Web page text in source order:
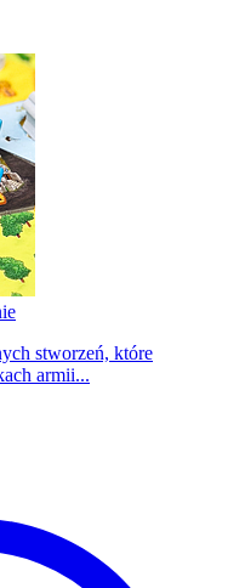
stworzeń, które
armii...